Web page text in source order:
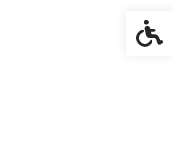
Setări